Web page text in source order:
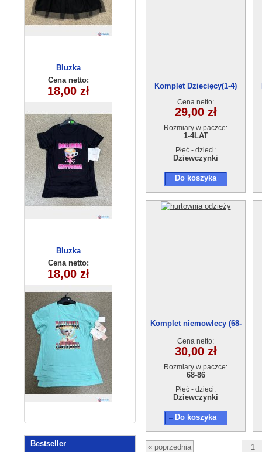
Bluzka
dziewczęca
270625-4(4-14)
6szt
Cena netto:
18,00 zł
Bluzka
dziewczęca
270625-1(6-16)
6szt
Cena netto:
18,00 zł
Komplety
dziecięce (1-4
) 4szt
Cena netto:
10,00 zł
Bluzka
dziewczęca
270625-4(4-14)
6szt
Cena netto:
18,00 zł
Bestseller
Komplet Dziecięcy(1-4)
Cena netto:
29,00 zł
Rozmiary w paczce:
1-4LAT
Płeć - dzieci:
Dziewczynki
Do koszyka
Komplet niemowlecy (68-
Cena netto:
30,00 zł
Rozmiary w paczce:
68-86
Płeć - dzieci:
Dziewczynki
Do koszyka
« poprzednia
1